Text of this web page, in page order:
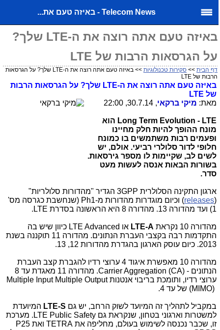
Telecom News - באיזה טעם את...
באיזה טעם אתה רוצה את ה-LTE שלך?
על הגרסאות הרבות של LTE
דף הבית>> סקירות טכנולוגיות
>> באיזה טעם אתה רוצה את ה-LTE שלך? על הגרסאות
הרבות של LTE
באיזה טעם אתה רוצה את ה-LTE שלך? על הגרסאות הרבות
של LTE
מאת: מיקי ברקאי, 30.7.14, 22:00
LTE
-
Long Term Evolution הוא
מונח ההופך להיות חלק מחיינו
ופעמים רבות משתמשים בו כמונח
חלופי לדור סלולרי רביעי. אולם, יש
לשים לב, שקיימות לו מספר גירסאות.
בשורות הבאות אנסה לעשות מעט
סדר.
ארגון התקינה הסלולרית GPP 3 הגדיר "מהדורות סלולריות"
(
releases) וכיום מוגדרות מהדורות מ-Ph1(שנחשבת כגרסה מס'
1) ועד מהדורה 13. מהדורה 8 היא הראשונה בסדרת
LTE
מהדורה 10 נקראת LTE-A או LTE Advanced כיוון שיש בה
התקדמות רבה בקצבי העברת הנתונים. מהדורה 11 תוקננה בשנת
2013. כיום עוסק הארגון בהגדרת מהדורות 12, 13.
מהדורה 10 מאפשרת איגוד 4 ערוצי רדיו להגברת קצב העברת
הנתונים - Carrier Aggregation (CA)
. מהדורה 11 מאגדת עד 8
ערוצי רדיו, ותומכת בריבוי אנטנותMultiple Input Multiple Output
(MIMO)של עד 4.
במקביל לתהליך זה המיועד לשוק הרחב, יש גם S
-
LTE המיועדת
למשטרות וארגוני בטחון, שנקראת גם Public Safety
LTE . מערכת
זו, שכבר נכנסה לשימוש בעולם, מחליפה את TETRAואת 25
P